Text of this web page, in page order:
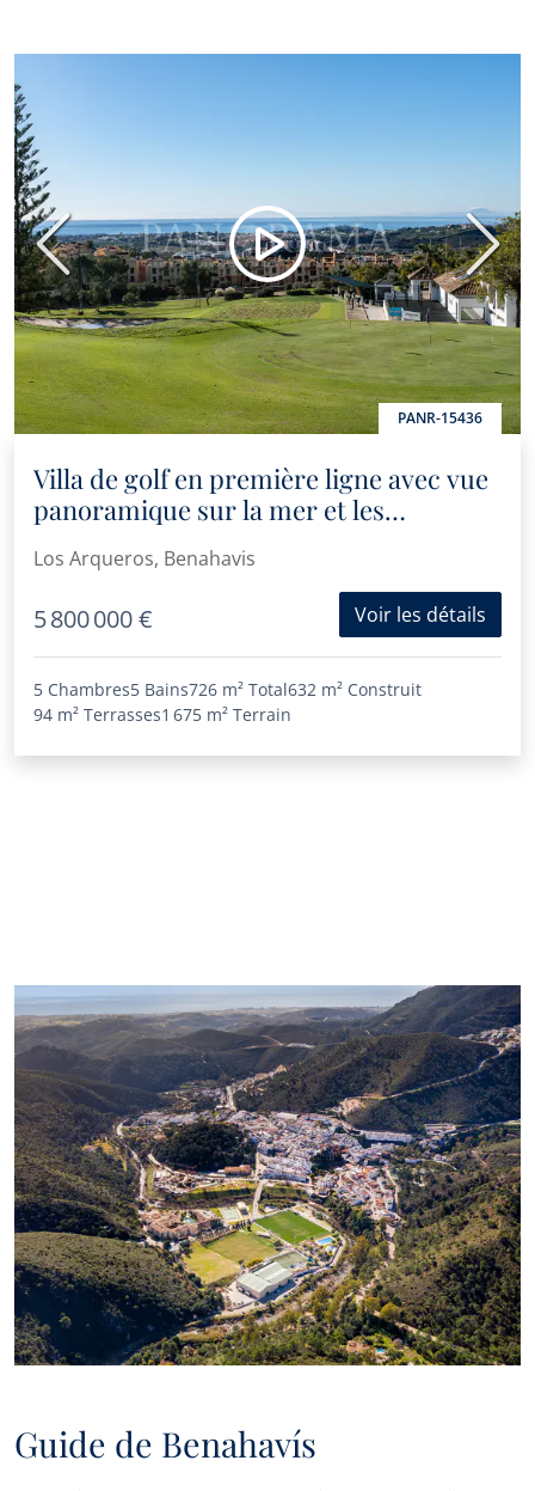
PANR-15436
Précédent
Villa de golf en première ligne avec vue
panoramique sur la mer et les
montagnes à Los Arqueros
Los Arqueros, Benahavis
5 800 000 € Voir les détails
5 Chambres5 Bains726 m² Total632 m² Construit
94 m² Terrasses1 675 m² Terrain
Guide de Benahavís